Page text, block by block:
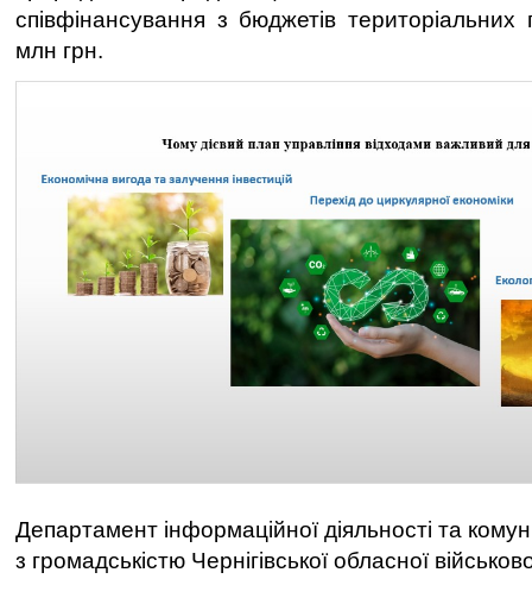
співфінансування з бюджетів
млн грн.
Департамент інформаційної діяльності та
з громадськістю Чернігівської обласної